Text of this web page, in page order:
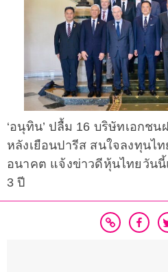
‘อนุทิน’ ปลื้ม 16 บริษัทเอกช
หลังเยือนปารีส สนใจลงทุนไ
อนาคต แจ้งข่าวดีหุ้นไทยวัน
3 ปี